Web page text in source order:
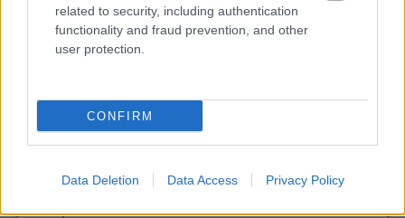
related to security, including authentication
functionality and fraud prevention, and other
user protection.
CONFIRM
Data Deletion Data Access Privacy Policy
07 Αυγ 2026 15:58